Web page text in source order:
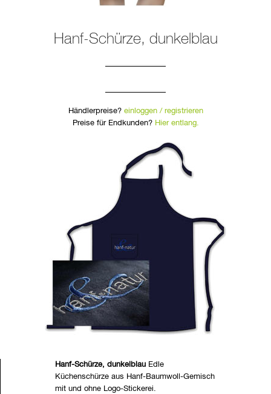
Hanf-Schürze, dunkelblau
Händlerpreise? einloggen / registrieren
Preise für Endkunden? Hier entlang.
Hanf-Schürze, dunkelblauEdle
Küchenschürze aus Hanf-Baumwoll-Gemisch
mit und ohne Logo-Stickerei.